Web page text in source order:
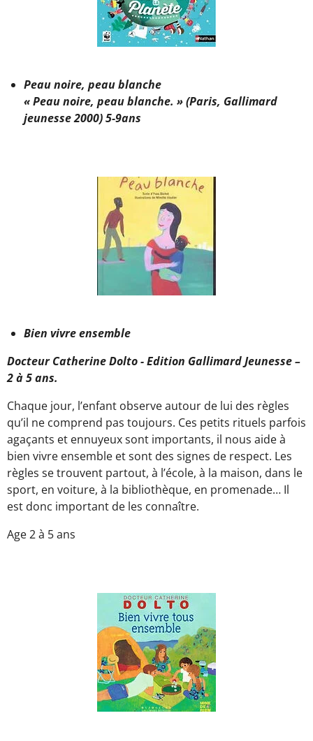
Peau noire, peau blanche
« Peau noire, peau blanche. » (Paris, Gallimard
jeunesse 2000) 5-9ans
Bien vivre ensemble
Docteur Catherine Dolto - Edition Gallimard Jeunesse –
2 à 5 ans.
Chaque jour, l’enfant observe autour de lui des règles
qu’il ne comprend pas toujours. Ces petits rituels parfois
agaçants et ennuyeux sont importants, il nous aide à
bien vivre ensemble et sont des signes de respect. Les
règles se trouvent partout, à l’école, à la maison, dans le
sport, en voiture, à la bibliothèque, en promenade… Il
est donc important de les connaître.
Age 2 à 5 ans